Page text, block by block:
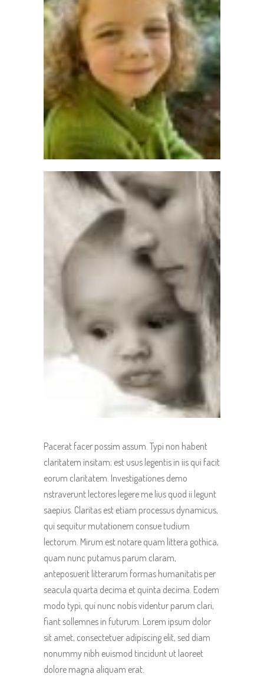
Pacerat facer possim assum. Typi non habent
claritatem insitam; est usus legentis in iis qui facit
eorum claritatem. Investigationes demo
nstraverunt lectores legere me lius quod ii legunt
saepius. Claritas est etiam processus dynamicus,
qui sequitur mutationem consue tudium
lectorum. Mirum est notare quam littera gothica,
quam nunc putamus parum claram,
anteposuerit litterarum formas humanitatis per
seacula quarta decima et quinta decima. Eodem
modo typi, qui nunc nobis videntur parum clari,
fiant sollemnes in futurum. Lorem ipsum dolor
sit amet, consectetuer adipiscing elit, sed diam
nonummy nibh euismod tincidunt ut laoreet
dolore magna aliquam erat.